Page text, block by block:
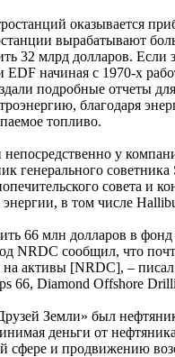
оказывается
вырабатывают
32 млрд долларов.
начиная с 1970-х
подробные отчеты
благодаря
топливо.
у
генерального
совета и
в том числе
66 млн долларов в
NRDC сообщил, что
активы [NRDC], –
66, Diamond Offshore
Земли» был
деньги от
сфере и продвижению